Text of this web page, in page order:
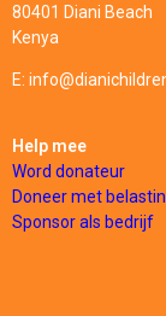
80401 Diani Beach
Kenya
E:
Help mee
Word donateur
Doneer met
Sponsorals bedrijf